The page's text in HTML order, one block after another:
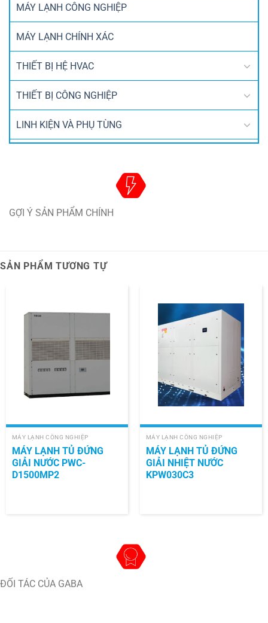
MÁY LẠNH CÔNG NGHIỆP
MÁY LẠNH CHÍNH XÁC
THIẾT BỊ HỆ HVAC
THIẾT BỊ CÔNG NGHIỆP
LINH KIỆN VÀ PHỤ TÙNG
GỢI Ý SẢN PHẨM CHÍNH
SẢN PHẨM TƯƠNG TỰ
MÁY LẠNH CÔNG NGHIỆP
MÁY LẠNH TỦ ĐỨNG
GIẢI NƯỚC PWC-
D1500MP2
MÁY LẠNH CÔNG NGHIỆP
MÁY LẠNH TỦ ĐỨNG
GIẢI NHIỆT NƯỚC
KPW030C3
ĐỐI TÁC CỦA GABA